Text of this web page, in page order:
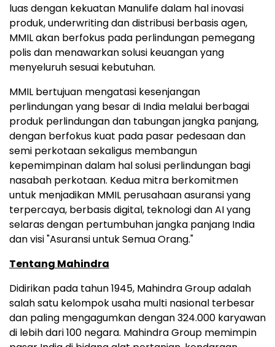
luas dengan kekuatan Manulife dalam hal inovasi
produk, underwriting dan distribusi berbasis agen,
MMIL akan berfokus pada perlindungan pemegang
polis dan menawarkan solusi keuangan yang
menyeluruh sesuai kebutuhan.
MMIL bertujuan mengatasi kesenjangan
perlindungan yang besar di India melalui berbagai
produk perlindungan dan tabungan jangka panjang,
dengan berfokus kuat pada pasar pedesaan dan
semi perkotaan sekaligus membangun
kepemimpinan dalam hal solusi perlindungan bagi
nasabah perkotaan. Kedua mitra berkomitmen
untuk menjadikan MMIL perusahaan asuransi yang
terpercaya, berbasis digital, teknologi dan AI yang
selaras dengan pertumbuhan jangka panjang India
dan visi "Asuransi untuk Semua Orang."
Tentang Mahindra
Didirikan pada tahun 1945, Mahindra Group adalah
salah satu kelompok usaha multi nasional terbesar
dan paling mengagumkan dengan 324.000 karyawan
di lebih dari 100 negara. Mahindra Group memimpin